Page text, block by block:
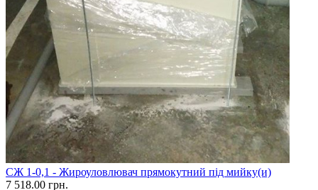
CЖ 1-0,1 - Жироуловлювач прямокутний під мийку(и)
7 518.00 грн.